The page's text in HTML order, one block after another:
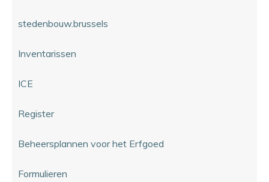
stedenbouw.brussels
Inventarissen
ICE
Register
Beheersplannen voor het Erfgoed
Formulieren